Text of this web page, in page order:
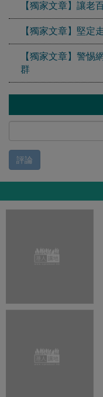
【獨家文章】讓老
【獨家文章】堅定
【獨家文章】警惕
群
評論